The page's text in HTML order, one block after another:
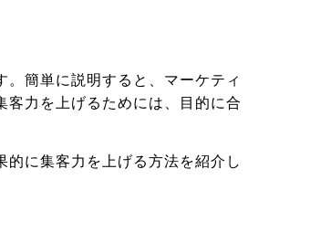
簡単に説明すると、マーケティ
客力を上げるためには、目的に合
に集客力を上げる方法を紹介し